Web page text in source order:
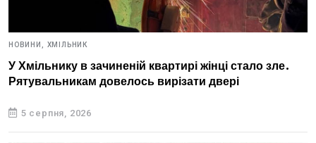
НОВИНИ, ХМІЛЬНИК
У Хмільнику в зачиненій квартирі жінці стало зле.
Рятувальникам довелось вирізати двері
5 серпня, 2026